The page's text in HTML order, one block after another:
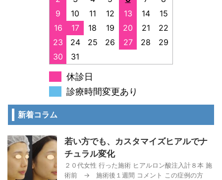
9
10 11 12 13 14
15
16
17 18 19 20 21
22
23
24 25 26 27 28
29
30
31
休診日
診療時間変更あり
新着コラム
若い方でも、カスタマイズヒアルでナ
チュラル変化
２０代女性 行った施術 ヒアルロン酸注入計８本 施
術前 → 施術後１週間 コメント この症例の方